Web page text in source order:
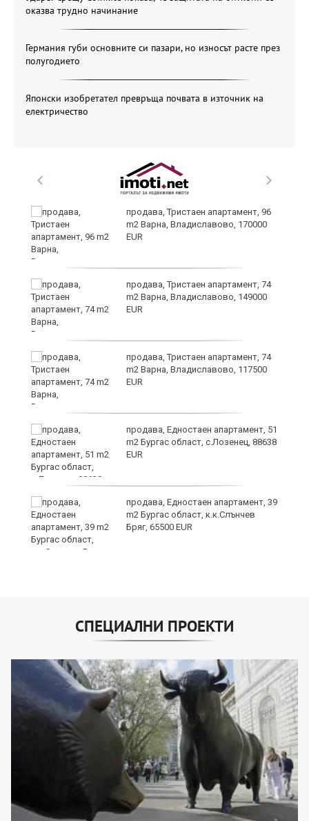
оказва трудно начинание
Германия губи основните си пазари, но износът расте през
полугодието
Японски изобретател превръща почвата в източник на
електричество
продава, Тристаен апартамент, 96
m2 Варна, Владиславово, 170000
EUR
продава, Тристаен апартамент, 74
m2 Варна, Владиславово, 149000
EUR
продава, Тристаен апартамент, 74
m2 Варна, Владиславово, 117500
EUR
продава, Едностаен апартамент, 51
m2 Бургас област, с.Лозенец, 88638
EUR
продава, Едностаен апартамент, 39
m2 Бургас област, к.к.Слънчев
Бряг, 65500 EUR
СПЕЦИАЛНИ ПРОЕКТИ